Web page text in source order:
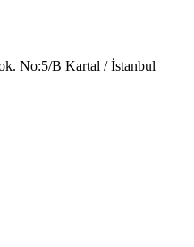
No:5/B Kartal / İstanbul